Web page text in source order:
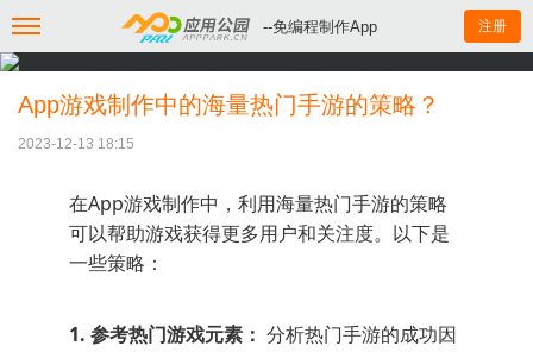
--免编程制作App 注册
App游戏制作中的海量热门手游的策略？
2023-12-13 18:15
在App游戏制作中，利用海量热门手游的策略
可以帮助游戏获得更多用户和关注度。以下是
一些策略：
1. 参考热门游戏元素： 分析热门手游的成功因